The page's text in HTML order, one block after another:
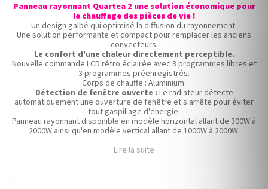
Panneau rayonnant Quartea 2 une solution économique pour
le chauffage des pièces de vie !
Un design galbé qui optimisé la diffusion du rayonnement.
Une solution performante et compact pour remplacer les anciens
convecteurs.
Le confort d'une chaleur directement perceptible.
Nouvelle commande LCD rétro éclairée avec 3 programmes libres et
3 programmes préenregistrés.
Corps de chauffe : Aluminium.
Détection de fenêtre ouverte : Le radiateur détecte
automatiquement une ouverture de fenêtre et s'arrête pour éviter
tout gaspillage d'énergie.
Panneau rayonnant disponible en modèle horizontal allant de 300W à
2000W ainsi qu'en modèle vertical allant de 1000W à 2000W.
Lire la suite